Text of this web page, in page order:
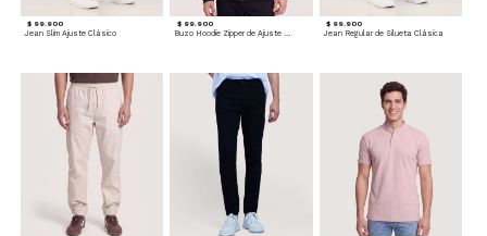
$ 99.900
Jean Slim Ajuste Clásico
$ 99.900
Buzo Hoodie Zipper de Ajuste Cómodo
$ 99.900
Jean Regular de Silueta Clásica